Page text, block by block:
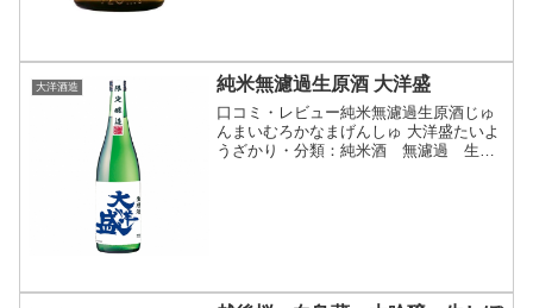
大洋酒造 純米無濾過生原酒 大洋盛
口コミ・レビュー純米無濾過生原酒じゅ
んまいむろかなまげんしゅ 大洋盛たいよ
うざかり・分類：純米酒 無濾過 生